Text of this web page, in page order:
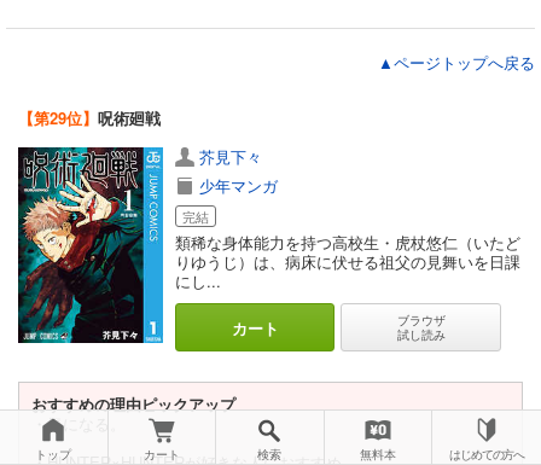
▲ページトップへ戻る
【第29位】 呪術廻戦
芥見下々
少年マンガ
完結
類稀な身体能力を持つ高校生・虎杖悠仁（いたど
りゆうじ）は、病床に伏せる祖父の見舞いを日課
にし...
カート
ブラウザ
試し読み
おすすめの理由ピックアップ
・気になる。
トップ カート 検索 無料本 はじめての方へ